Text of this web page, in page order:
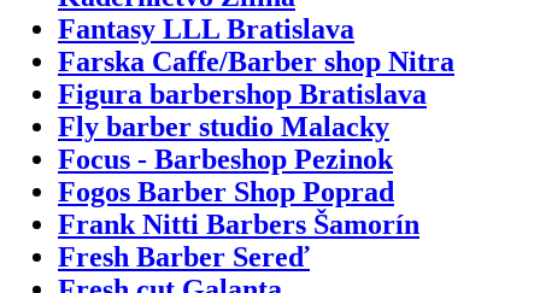
Fantasy LLL Bratislava
Farska Caffe/Barber shop Nitra
Figura barbershop Bratislava
Fly barber studio Malacky
Focus - Barbeshop Pezinok
Fogos Barber Shop Poprad
Frank Nitti Barbers Šamorín
Fresh Barber Sereď